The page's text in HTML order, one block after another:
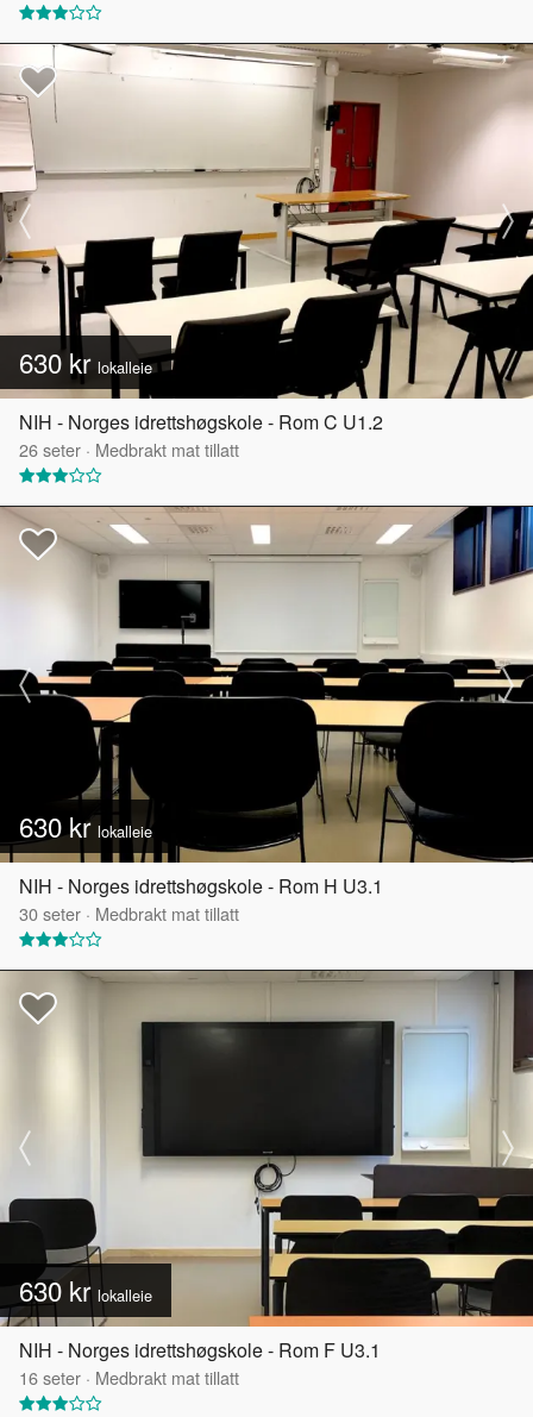
630 kr lokalleie
NIH - Norges idrettshøgskole - Rom C U1.2
26seter · Medbrakt mat tillatt
630 krlokalleie
NIH - Norges idrettshøgskole - Rom H U3.1
30seter · Medbrakt mat tillatt
630 kr lokalleie
NIH - Norges idrettshøgskole - Rom F U3.1
16seter · Medbrakt mat tillatt